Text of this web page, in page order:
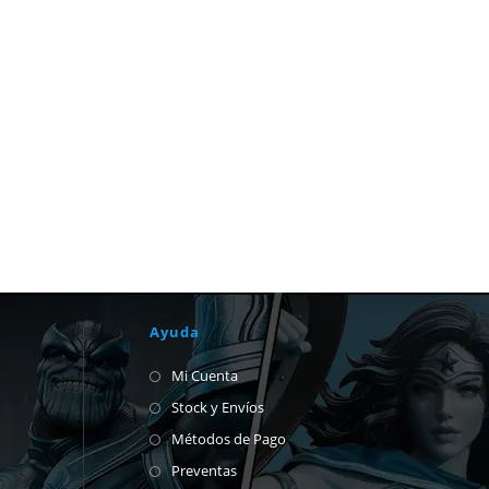
Ayuda
Mi Cuenta
Stock y Envíos
Métodos de Pago
Preventas